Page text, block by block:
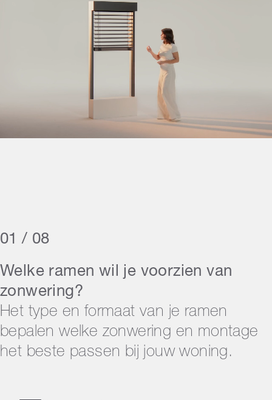
01 / 08
Welke ramen wil je voorzien van
zonwering?
Het type en formaat van je ramen
bepalen welke zonwering en montage
het beste passen bij jouw woning.